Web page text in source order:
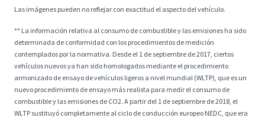
Las imágenes pueden no reflejar con exactitud el aspecto del vehículo.
** La información relativa al consumo de combustible y las emisiones ha sido
determinada de conformidad con los procedimientos de medición
contemplados por la normativa. Desde el 1 de septiembre de 2017, ciertos
vehículos nuevos ya han sido homologados mediante el procedimiento
armonizado de ensayo de vehículos ligeros a nivel mundial (WLTP), que es un
nuevo procedimiento de ensayo más realista para medir el consumo de
combustible y las emisiones de CO2. A partir del 1 de septiembre de 2018, el
WLTP sustituyó completamente al ciclo de conducción europeo NEDC, que era